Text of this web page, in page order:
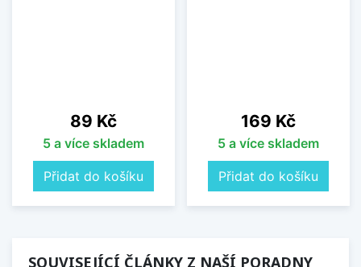
Cena
89 Kč
5 a více skladem
Přidat do košíku
Cena
169 Kč
5 a více skladem
Přidat do košíku
SOUVISEJÍCÍ ČLÁNKY Z NAŠÍ PORADNY